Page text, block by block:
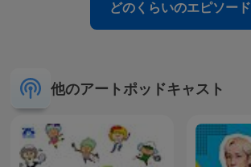
どのくらいのエピソード
他のアートポッドキャスト